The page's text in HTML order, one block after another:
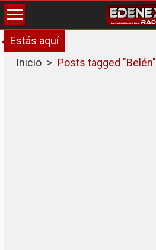
Skip
to
content
Estás aquí
Inicio > Posts tagged "Belén"